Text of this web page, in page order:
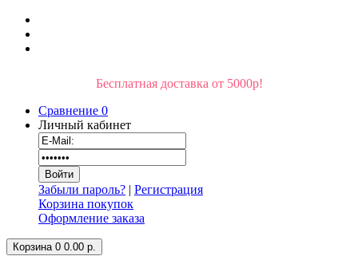
Бесплатная доставка от 5000р!
Сравнение 0
Личный кабинет
Забыли пароль? | Регистрация
Корзина покупок
Оформление заказа
Корзина 0 0.00 р.